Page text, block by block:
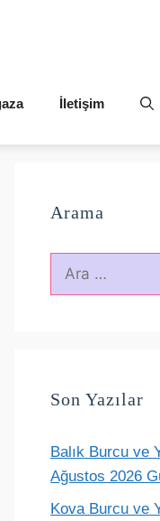
İletişim
Arama
için
Son Yazılar
Balık Burcu ve
Ağustos 2026
Kova Burcu ve